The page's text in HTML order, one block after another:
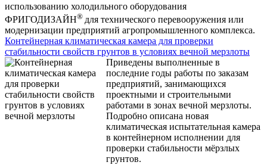
использованию холодильного оборудования
ФРИГОДИЗАЙН® для технического перевооружения или
модернизации предприятий агропромышленного комплекса.
Контейнерная климатическая камера для проверки
стабильности свойств грунтов в условиях вечной мерзлоты
Приведены выполненные в
последние годы работы по заказам
предприятий, занимающихся
проектными и строительными
работами в зонах вечной мерзлоты.
Подробно описана новая
климатическая испытательная камера
в контейнерном исполнении для
проверки стабильности мёрзлых
грунтов.